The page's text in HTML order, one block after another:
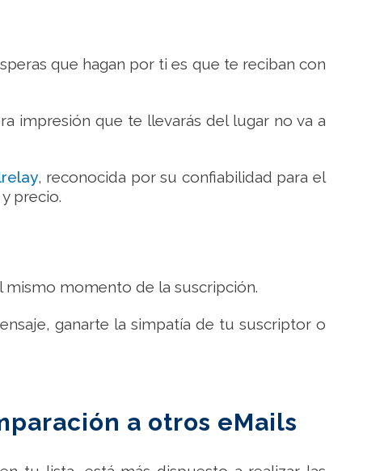
que hagan por ti es que te reciban con
impresión que te llevarás del lugar no va a
, reconocida por su confiabilidad para el
precio.
mismo momento de la suscripción.
ganarte la simpatía de tu suscriptor o
a otros eMails